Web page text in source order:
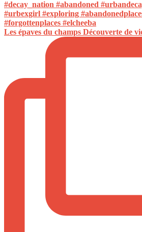
Les épaves du champs Découverte de